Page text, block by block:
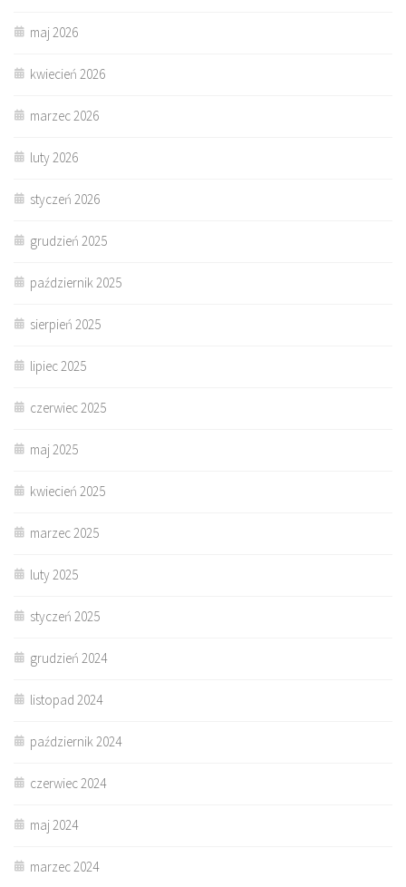
maj 2026
kwiecień 2026
marzec 2026
luty 2026
styczeń 2026
grudzień 2025
październik 2025
sierpień 2025
lipiec 2025
czerwiec 2025
maj 2025
kwiecień 2025
marzec 2025
luty 2025
styczeń 2025
grudzień 2024
listopad 2024
październik 2024
czerwiec 2024
maj 2024
marzec 2024